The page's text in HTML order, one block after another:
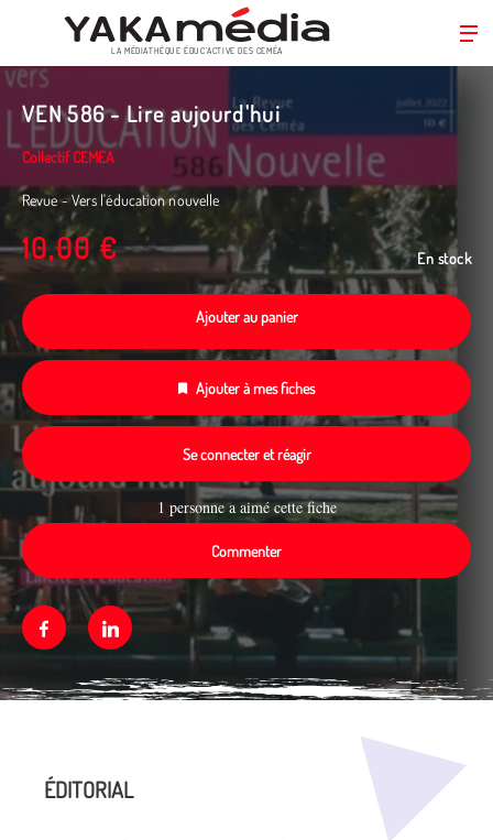
Aller
au
contenu
principal
LA MÉDIATHÈQUE ÉDUC’ACTIVE DES CEMÉA
VEN 586 - Lire aujourd'hui
Collectif CEMEA
Revue - Vers l'éducation nouvelle
10,00 € En stock
Ajouter au panier
Ajouter à mes fiches
Se connecter et réagir
1 personne a aimé cette fiche
Commenter
FacebookLinkedin
ÉDITORIAL